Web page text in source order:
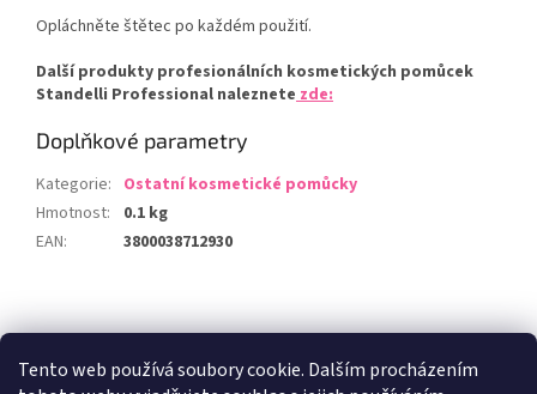
Tento web používá soubory cookie. Dalším procházením
Opláchněte štětec po každém použití.
Další produkty profesionálních kosmetických pomůcek
Standelli Professional naleznete zde:
Doplňkové parametry
Kategorie: Ostatní kosmetické pomůcky
Hmotnost:
0.1 kg
EAN: 3800038712930
á